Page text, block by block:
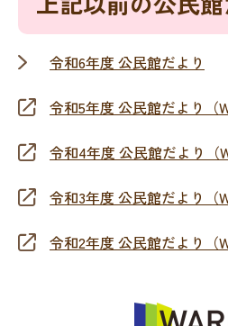
令和6年度 公民館だより
令和5年度 公民館だより（
令和4年度 公民館だより（
令和3年度 公民館だより（
令和2年度 公民館だより（